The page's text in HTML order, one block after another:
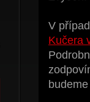
V
Kučera